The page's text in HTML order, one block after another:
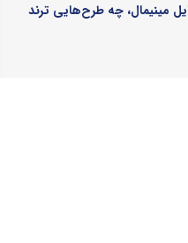
مینیمال، چه طرح‌هایی ترند